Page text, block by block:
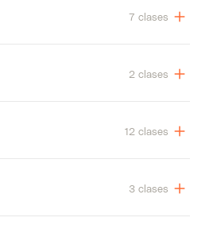
7 clases
2 clases
12 clases
3 clases